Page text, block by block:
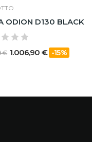
ODION D130 BLACK
€ 1.006,90 € -15%